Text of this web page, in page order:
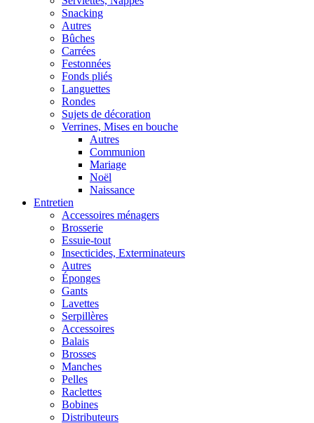
Snacking
Autres
Bûches
Carrées
Festonnées
Fonds pliés
Languettes
Rondes
Sujets de décoration
Verrines, Mises en bouche
Autres
Communion
Mariage
Noël
Naissance
Entretien
Accessoires ménagers
Brosserie
Essuie-tout
Insecticides, Exterminateurs
Autres
Éponges
Gants
Lavettes
Serpillères
Accessoires
Balais
Brosses
Manches
Pelles
Raclettes
Bobines
Distributeurs